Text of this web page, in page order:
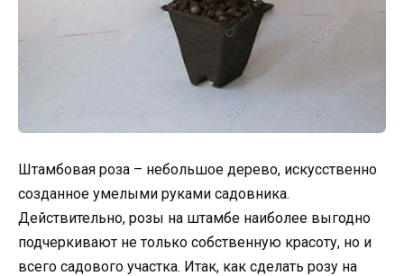
Штамбовая роза – небольшое дерево, искусственно
созданное умелыми руками садовника.
Действительно, розы на штамбе наиболее выгодно
подчеркивают не только собственную красоту, но и
всего садового участка. Итак, как сделать розу на